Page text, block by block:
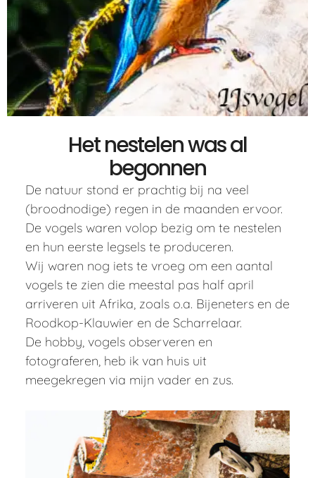
Het nestelen was al
begonnen
De natuur stond er prachtig bij na veel
(broodnodige) regen in de maanden ervoor.
De vogels waren volop bezig om te nestelen
en hun eerste legsels te produceren.
Wij waren nog iets te vroeg om een aantal
vogels te zien die meestal pas half april
arriveren uit Afrika, zoals o.a. Bijeneters en de
Roodkop-Klauwier en de Scharrelaar.
De hobby, vogels observeren en
fotograferen, heb ik van huis uit
meegekregen via mijn vader en zus.